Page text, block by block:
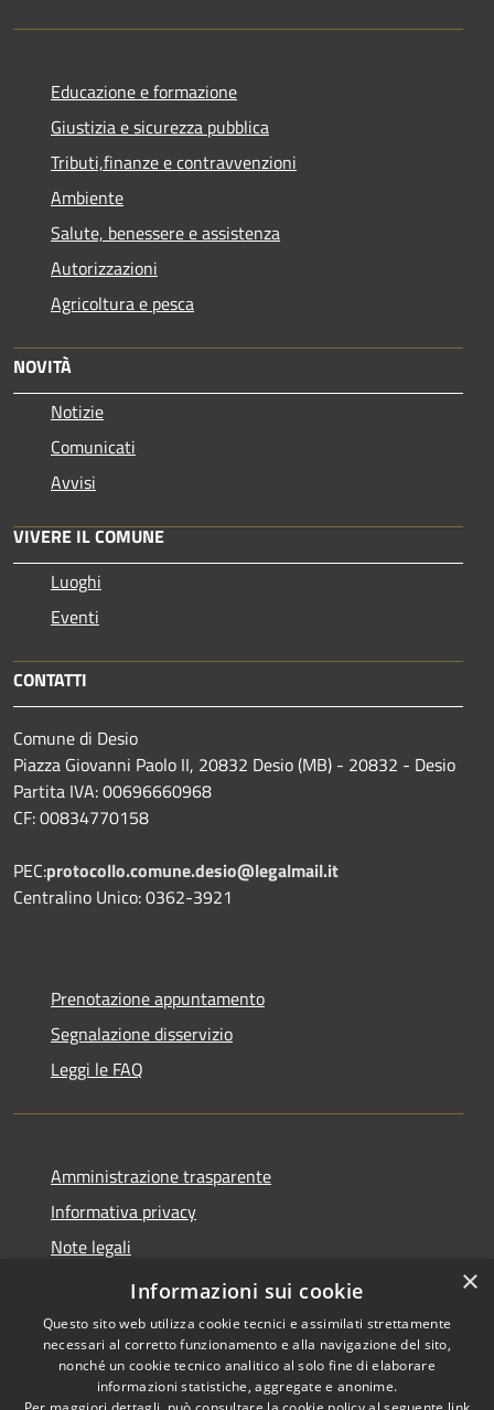
Educazione e formazione
Giustizia e sicurezza pubblica
Tributi,finanze e contravvenzioni
Ambiente
Salute, benessere e assistenza
Autorizzazioni
Agricoltura e pesca
NOVITÀ
Notizie
Comunicati
Avvisi
VIVERE IL COMUNE
Luoghi
Eventi
CONTATTI
Comune di Desio
Piazza Giovanni Paolo II, 20832 Desio (MB) - 20832 - Desio
Partita IVA: 00696660968
CF: 00834770158
PEC:protocollo.comune.desio@legalmail.it
Centralino Unico: 0362-3921
Prenotazione appuntamento
Segnalazione disservizio
Leggi le FAQ
Amministrazione trasparente
Informativa privacy
Note legali
Dichiarazione di accessibilità
Copyright © 2026 • Comune di
×
Informazioni sui cookie
Questo sito web utilizza cookie tecnici e assimilati strettamente
necessari al corretto funzionamento e alla navigazione del sito,
nonché un cookie tecnico analitico al solo fine di elaborare
informazioni statistiche, aggregate e anonime.